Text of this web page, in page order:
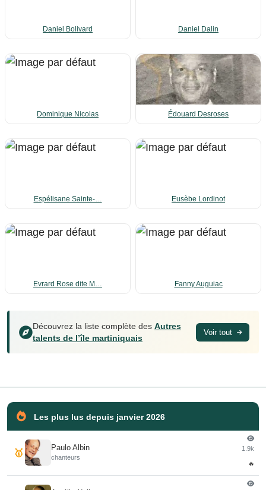
Daniel Bolivard Daniel Dalin
Dominique Nicolas Édouard Desroses
Espélisane Sainte-… Eusèbe Lordinot
Evrard Rose dite M… Fanny Auguiac
Découvrez la liste complète des Autres
talents de l’île martiniquais
Voir tout
Les plus lus depuis janvier 2026
🥇 Paulo Albin
chanteurs
1.9k
🔥